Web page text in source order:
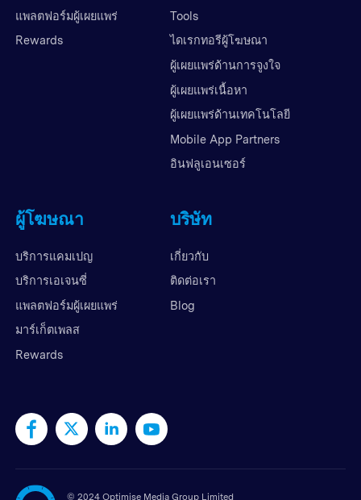
แพลตฟอร์มผู้เผยแพร่
Rewards
Tools
ไดเรกทอรีผู้โฆษณา
ผู้เผยแพร่ด้านการจูงใจ
ผู้เผยแพร่เนื้อหา
ผู้เผยแพร่ด้านเทคโนโลยี
Mobile App Partners
อินฟลูเอนเซอร์
ผู้โฆษณา
บริการแคมเปญ
บริการเอเจนซี่
แพลตฟอร์มผู้เผยแพร่
มาร์เก็ตเพลส
Rewards
บริษัท
เกี่ยวกับ
ติดต่อเรา
Blog
© 2024 Optimise Media Group Limited